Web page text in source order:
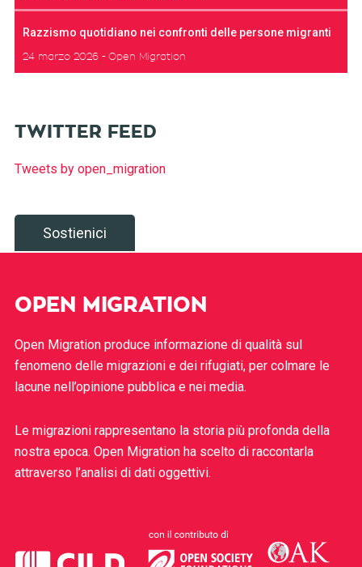
Razzismo quotidiano nei confronti delle persone migranti
24 marzo 2026 Open Migration
TWITTER FEED
Tweets by open_migration
Sostienici
OPEN MIGRATION
Open Migration produce informazione di qualità sul
fenomeno delle migrazioni e dei rifugiati, per colmare le
lacune nell’opinione pubblica e nei media.
Le migrazioni rappresentano la storia più profonda della
nostra epoca. Open Migration ha scelto di raccontarla
attraverso l’analisi di dati oggettivi.